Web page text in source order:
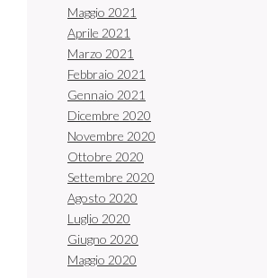
Maggio 2021
Aprile 2021
Marzo 2021
Febbraio 2021
Gennaio 2021
Dicembre 2020
Novembre 2020
Ottobre 2020
Settembre 2020
Agosto 2020
Luglio 2020
Giugno 2020
Maggio 2020